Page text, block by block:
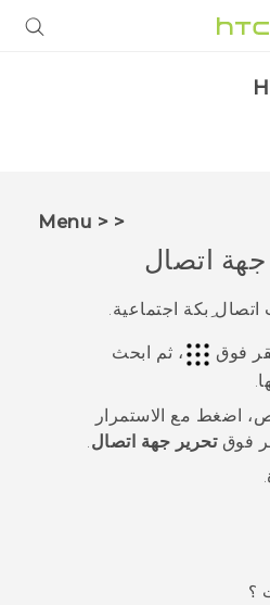
< < Menu
اتصال
اتصال ِبكة اجتماعية.
فوق
، ثم ابحث
، اضغط مع الاستمرار
فوقتحرير جهة اتصال
؟